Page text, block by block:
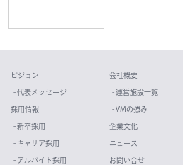
ビジョン
- 代表メッセージ
採用情報
- 新卒採用
- キャリア採用
- アルバイト採用
会社概要
- 運営施設一覧
- VMの強み
企業文化
ニュース
お問い合せ